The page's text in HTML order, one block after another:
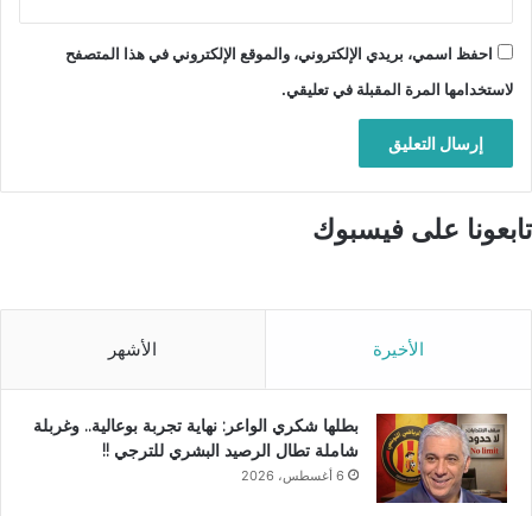
احفظ اسمي، بريدي الإلكتروني، والموقع الإلكتروني في هذا المتصفح
لاستخدامها المرة المقبلة في تعليقي.
تابعونا على فيسبوك
الأخيرة الأشهر
بطلها شكري الواعر: نهاية تجربة بوعالية.. وغربلة
شاملة تطال الرصيد البشري للترجي !!
6 أغسطس، 2026